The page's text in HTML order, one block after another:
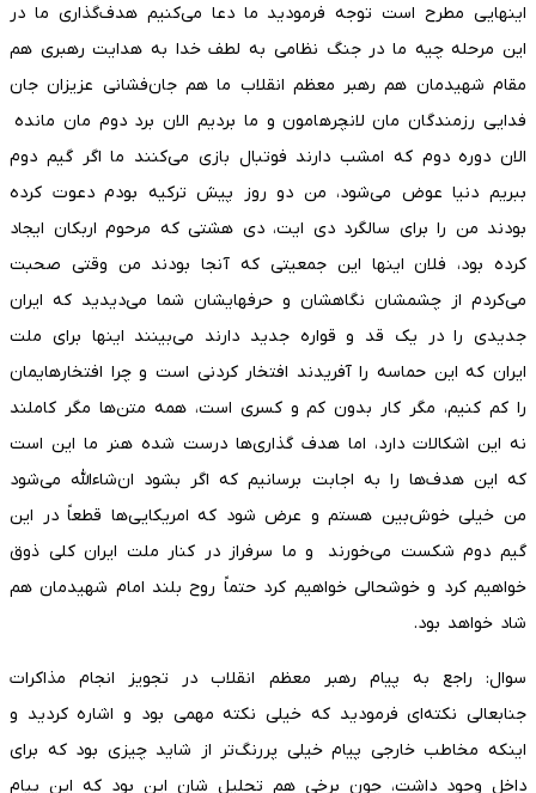
اینهایی مطرح است توجه فرمودید ما دعا می‌کنیم هدف‌گذاری ما در
این مرحله چیه ما در جنگ نظامی به لطف خدا به هدایت رهبری هم
مقام شهیدمان هم رهبر معظم انقلاب ما هم جان‌فشانی عزیزان جان
فدایی رزمندگان مان لانچرهامون و ما بردیم الان برد دوم مان مانده
الان دوره دوم که امشب دارند فوتبال بازی می‌کنند ما اگر گیم دوم
ببریم دنیا عوض می‌شود، من دو روز پیش ترکیه بودم دعوت کرده
بودند من را برای سالگرد دی ایت، دی هشتی که مرحوم اربکان ایجاد
کرده بود، فلان اینها این جمعیتی که آنجا بودند من وقتی صحبت
می‌کردم از چشمشان نگاهشان و حرفهایشان شما می‌دیدید که ایران
جدیدی را در یک قد و قواره جدید دارند می‌بینند اینها برای ملت
ایران که این حماسه را آفریدند افتخار کردنی است و چرا افتخارهایمان
را کم کنیم، مگر کار بدون کم و کسری است، همه متن‌ها مگر کاملند
نه این اشکالات دارد، اما هدف گذاری‌ها درست شده هنر ما این است
که این هدف‌ها را به اجابت برسانیم که اگر بشود ان‌شاءالله می‌شود
من خیلی خوش‌بین هستم و عرض شود که امریکایی‌ها قطعاً در این
گیم دوم شکست می‌خورند و ما سرفراز در کنار ملت ایران کلی ذوق
خواهیم کرد و خوشحالی خواهیم کرد حتماً روح بلند امام شهیدمان هم
شاد خواهد بود.
سوال: راجع به پیام رهبر معظم انقلاب در تجویز انجام مذاکرات
جنابعالی نکته‌ای فرمودید که خیلی نکته مهمی بود و اشاره کردید و
اینکه مخاطب خارجی پیام خیلی پررنگ‌تر از شاید چیزی بود که برای
داخل وجود داشت، چون برخی هم تحلیل شان این بود که این پیام